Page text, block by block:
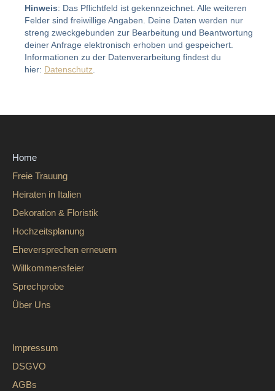
Hinweis: Das Pflichtfeld ist gekennzeichnet. Alle weiteren
Felder sind freiwillige Angaben. Deine Daten werden nur
streng zweckgebunden zur Bearbeitung und Beantwortung
deiner Anfrage elektronisch erhoben und gespeichert.
Informationen zu der Datenverarbeitung findest du
hier: Datenschutz
Home
Freie Trauung
Heiraten in Italien
Dekoration & Floristik
Hochzeitsplanung
Eheversprechen erneuern
Willkommensfeier
Sprechprobe
Über Uns
Impressum
DSGVO
AGBs